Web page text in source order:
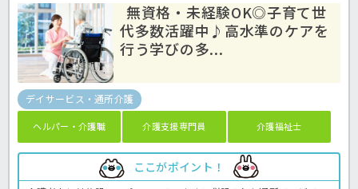
無資格・未経験OK◎子育て世
代多数活躍中♪高水準のケアを
行う学びの多...
デイサービス・通所介護
ヘルパー・介護職 介護支援専門員 介護福祉士
ここがポイント！